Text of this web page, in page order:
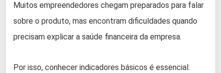
Muitos empreendedores chegam preparados para falar
sobre o produto, mas encontram dificuldades quando
precisam explicar a saúde financeira da empresa.
Por isso, conhecer indicadores básicos é essencial: